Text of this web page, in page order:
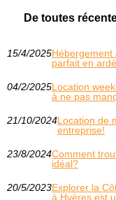
De toutes
15/4/2025Hébergement
parfait en
04/2/2025Location
à ne pas
21/10/2024Location de
entreprise!
23/8/2024Comment
idéal?
20/5/2023Explorer la
à Hyères est